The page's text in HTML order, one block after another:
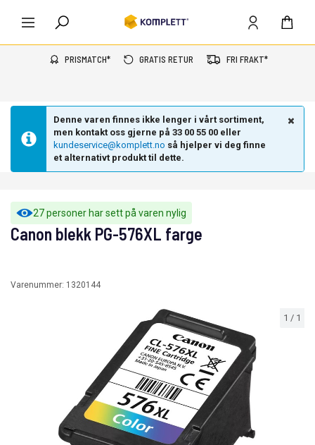
PRISMATCH* GRATIS RETUR FRI FRAKT*
Denne varen finnes ikke lenger i vårt sortiment,
men kontakt oss gjerne på 33 00 55 00 eller
kundeservice@komplett.no så hjelper vi deg finne
et alternativt produkt til dette.
27 personer har sett på varen nylig
1 / 1
Canon blekk PG-576XL farge
Varenummer: 1320144